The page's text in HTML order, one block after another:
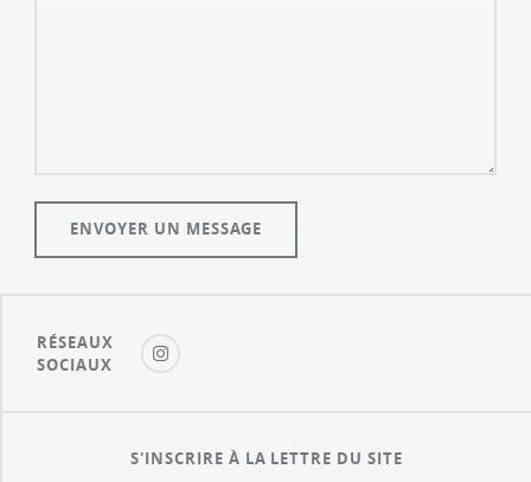
RÉSEAUX
SOCIAUX
S'INSCRIRE À LA LETTRE DU SITE